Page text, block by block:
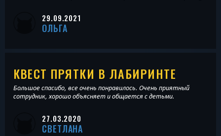
29.09.2021
ОЛЬГА
КВЕСТ ПРЯТКИ В ЛАБИРИНТЕ
Большое спасибо, все очень понравилось. Очень приятный
сотрудник, хорошо объясняет и общается с детьми.
27.03.2020
СВЕТЛАНА